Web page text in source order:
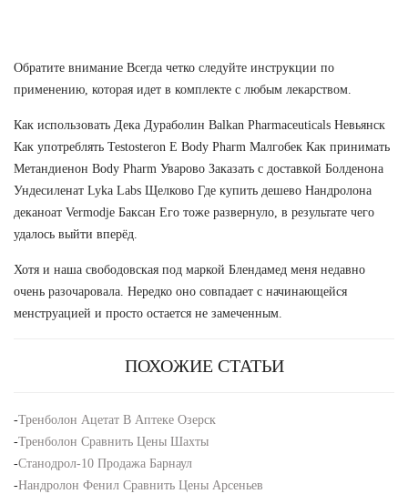
Обратите внимание Всегда четко следуйте инструкции по
применению, которая идет в комплекте с любым лекарством.
Как использовать Дека Дураболин Balkan Pharmaceuticals Невьянск
Как употреблять Testosteron E Body Pharm Малгобек Как принимать
Метандиенон Body Pharm Уварово Заказать с доставкой Болденона
Ундесиленат Lyka Labs Щелково Где купить дешево Нандролона
деканоат Vermodje Баксан Его тоже развернуло, в результате чего
удалось выйти вперёд.
Хотя и наша свободовская под маркой Блендамед меня недавно
очень разочаровала. Нередко оно совпадает с начинающейся
менструацией и просто остается не замеченным.
ПОХОЖИЕ СТАТЬИ
-Тренболон Ацетат В Аптеке Озерск
-Тренболон Сравнить Цены Шахты
-Станодрол-10 Продажа Барнаул
-Нандролон Фенил Сравнить Цены Арсеньев